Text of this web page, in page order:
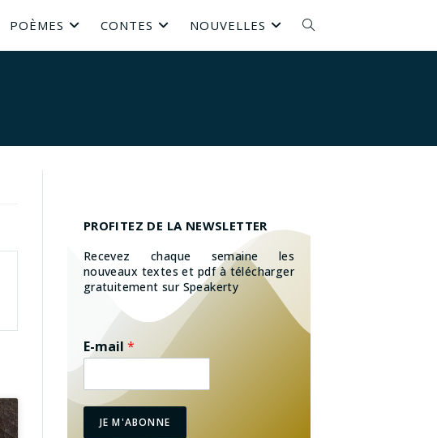
POÈMES CONTES NOUVELLES
PROFITEZ DE LA NEWSLETTER
Recevez chaque semaine les
nouveaux textes et pdf à télécharger
gratuitement sur Speakerty
E-mail *
JE M'ABONNE